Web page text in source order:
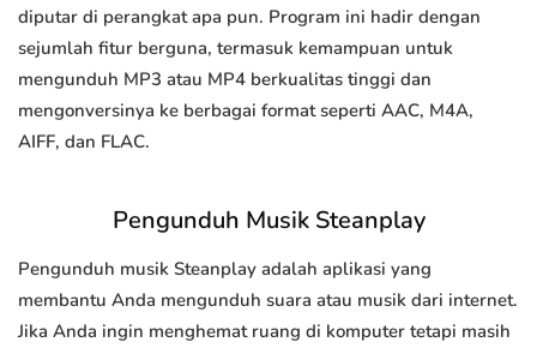
diputar di perangkat apa pun. Program ini hadir dengan
sejumlah fitur berguna, termasuk kemampuan untuk
mengunduh MP3 atau MP4 berkualitas tinggi dan
mengonversinya ke berbagai format seperti AAC, M4A,
AIFF, dan FLAC.
Pengunduh Musik Steanplay
Pengunduh musik Steanplay adalah aplikasi yang
membantu Anda mengunduh suara atau musik dari internet.
Jika Anda ingin menghemat ruang di komputer tetapi masih